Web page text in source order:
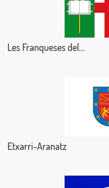
Les Franqueses del...
Etxarri-Aranatz